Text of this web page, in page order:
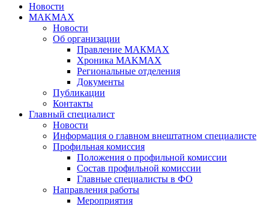
Новости
MAKMAX
Новости
Об организации
Правление МАКМАХ
Хроника MAKMAX
Региональные отделения
Документы
Публикации
Контакты
Главный специалист
Новости
Информация о главном внештатном специалисте
Профильная комиссия
Положения о профильной комиссии
Состав профильной комиссии
Главные специалисты в ФО
Направления работы
Мероприятия